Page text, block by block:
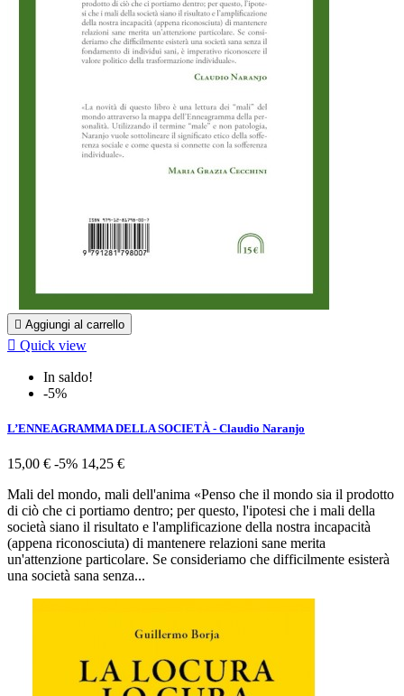
 Aggiungi al carrello
 Quick view
In saldo!
-5%
L’ENNEAGRAMMA DELLA SOCIETÀ - Claudio Naranjo
15,00 € -5% 14,25 €
Mali del mondo, mali dell'anima «Penso che il mondo sia il prodotto
di ciò che ci portiamo dentro; per questo, l'ipotesi che i mali della
società siano il risultato e l'amplificazione della nostra incapacità
(appena riconosciuta) di mantenere relazioni sane merita
un'attenzione particolare. Se consideriamo che difficilmente esisterà
una società sana senza...